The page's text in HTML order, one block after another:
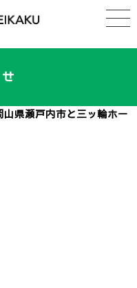
県瀬戸内市と三ッ輪ホー